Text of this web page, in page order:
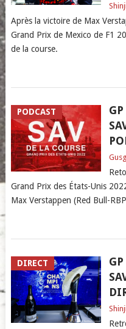
Shinji
Après la victoire de Max
Grand Prix de Mexico de F1
de la course.
PODCAST
Grand Prix des États-Unis
Max Verstappen (Red Bull-
DIRECT
Shinji